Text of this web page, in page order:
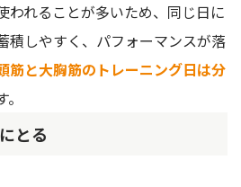
われることが多いため、同じ日に
積しやすく、パフォーマンスが落
筋と大胸筋のトレーニング日は分
とる